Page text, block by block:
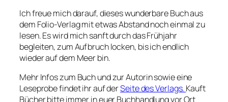
Ich freue mich darauf, dieses wunderbare Buch aus
dem Folio-Verlag mit etwas Abstand noch einmal zu
lesen. Es wird mich sanft durch das Frühjahr
begleiten, zum Aufbruch locken, bis ich endlich
wieder auf dem Meer bin.
Mehr Infos zum Buch und zur Autorin sowie eine
Leseprobe findet ihr auf derSeite des Verlags. Kauft
Bücher bitte immer in euer Buchhandlung vor Ort